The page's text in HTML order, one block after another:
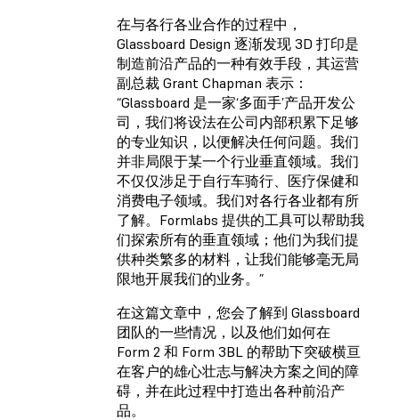
在与各行各业合作的过程中，
Glassboard Design 逐渐发现 3D 打印是
制造前沿产品的一种有效手段，其运营
副总裁 Grant Chapman 表示：
“Glassboard 是一家‘多面手’产品开发公
司，我们将设法在公司内部积累下足够
的专业知识，以便解决任何问题。我们
并非局限于某一个行业垂直领域。我们
不仅仅涉足于自行车骑行、医疗保健和
消费电子领域。我们对各行各业都有所
了解。Formlabs 提供的工具可以帮助我
们探索所有的垂直领域；他们为我们提
供种类繁多的材料，让我们能够毫无局
限地开展我们的业务。”
在这篇文章中，您会了解到 Glassboard
团队的一些情况，以及他们如何在
Form 2 和 Form 3BL 的帮助下突破横亘
在客户的雄心壮志与解决方案之间的障
碍，并在此过程中打造出各种前沿产
品。